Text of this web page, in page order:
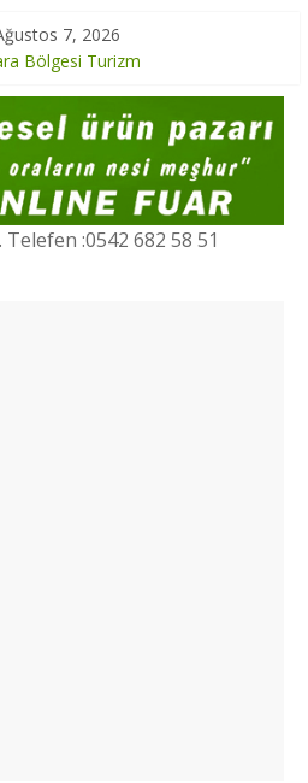
7, 2026
Bölgesi Turizm
Bölgesi Turizm
Bölgesi Yöresel Lezzetler
Yöresel Ürünler
Telefen :0542 682 58 51